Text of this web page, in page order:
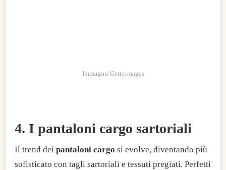
Immagini Gettyimages
4. I pantaloni cargo sartoriali
Il trend dei pantaloni cargo si evolve, diventando più
sofisticato con tagli sartoriali e tessuti pregiati. Perfetti